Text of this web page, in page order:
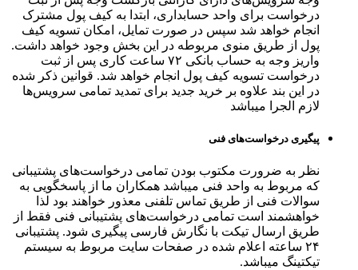
درخواست برای واحد حسابداری، ابتدا به کیف پول مشترک
انجام خواهد شد سپس در صورت تمایل، امکان تسویه کیف
پول از طریق منوی مربوطه در این بخش وجود خواهد داشت.
واریز وجه به حساب بانکی ۷۲ ساعت کاری پس از ثبت
درخواست تسویه کیف پول انجام خواهد شد. قوانین ذکر شده
در این بند علاوه بر خرید جدید برای تمدید تمامی سرویس‌ها
لازم الجرا میباشد
پیگیری درخواست‌‌های فنی
نظر به ضرورت مکتوب بودن تمامی درخواست‌های پشتیبانی
که مربوط به واحد فنی میباشد همکاران ما از پاسخگویی به
سوالات فنی از طریق تماس تلفنی معذور خواهند بود لذا
خواهشمند است تمامی درخواست‌های پشتیبانی فنی فقط از
طریق ارسال تیکت با نگارش فارسی پیگیری شود. پشتیبانی
۲۴ ساعته اعلام شده در صفحات سایت مربوط به سیستم
تیکتینگ میباشد.